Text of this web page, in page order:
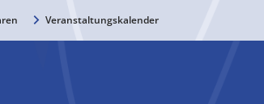
Veranstaltungskalender